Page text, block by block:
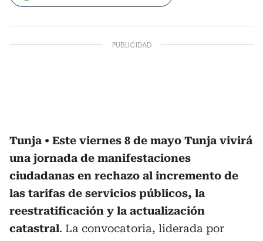
Tunja
Este viernes 8 de mayo Tunja vivirá
una jornada de manifestaciones
ciudadanas en rechazo al incremento de
las tarifas de servicios públicos, la
reestratificación y la actualización
catastral. La convocatoria, liderada por